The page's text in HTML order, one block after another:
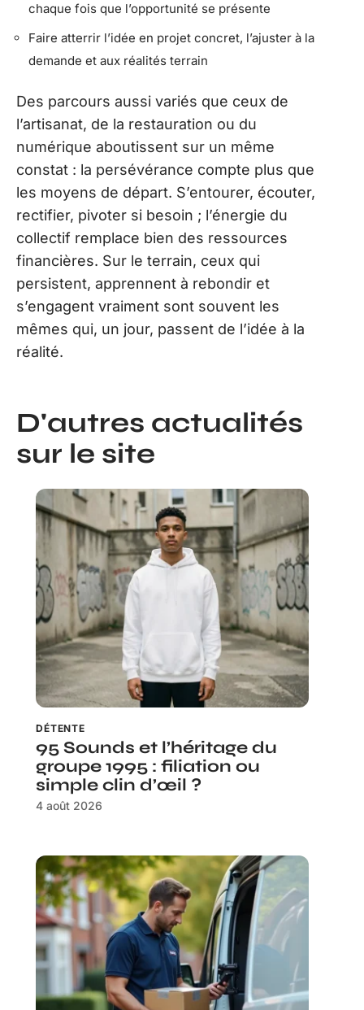
chaque fois que l’opportunité se présente
Faire atterrir l’idée en projet concret, l’ajuster à la
demande et aux réalités terrain
Des parcours aussi variés que ceux de
l’artisanat, de la restauration ou du
numérique aboutissent sur un même
constat : la persévérance compte plus que
les moyens de départ. S’entourer, écouter,
rectifier, pivoter si besoin ; l’énergie du
collectif remplace bien des ressources
financières. Sur le terrain, ceux qui
persistent, apprennent à rebondir et
s’engagent vraiment sont souvent les
mêmes qui, un jour, passent de l’idée à la
réalité.
D'autres actualités
sur le site
DÉTENTE
95 Sounds et l’héritage du
groupe 1995 : filiation ou
simple clin d’œil ?
4 août 2026